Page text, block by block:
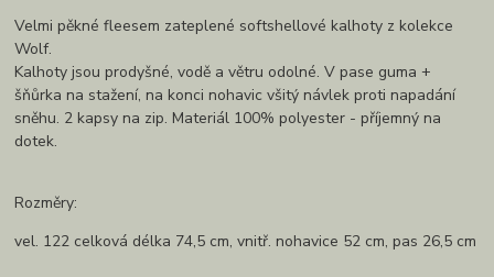
Velmi pěkné fleesem zateplené softshellové kalhoty z kolekce
Wolf.
Kalhoty jsou prodyšné, vodě a větru odolné. V pase guma +
šňůrka na stažení, na konci nohavic všitý návlek proti napadání
sněhu. 2 kapsy na zip. Materiál 100% polyester - příjemný na
dotek.
Rozměry:
vel. 122 celková délka 74,5 cm, vnitř. nohavice 52 cm, pas 26,5 cm